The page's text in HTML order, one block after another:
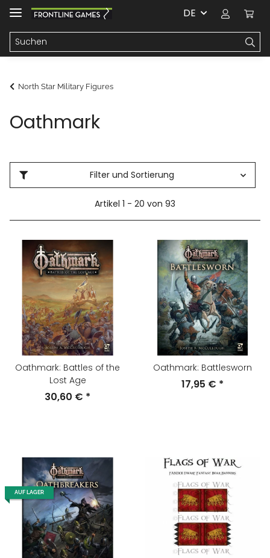
DE
North Star Military Figures
Oathmark
Filter und Sortierung
Artikel 1 - 20 von 93
Oathmark: Battles of the
Lost Age
30,60 € *
Oathmark: Battlesworn
17,95 € *
AUF LAGER